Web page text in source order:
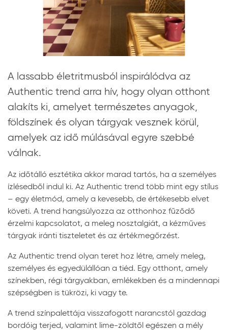
A lassabb életritmusból inspirálódva az
Authentic trend arra hív, hogy olyan otthont
alakíts ki, amelyet természetes anyagok,
földszínek és olyan tárgyak vesznek körül,
amelyek az idő múlásával egyre szebbé
válnak.
Az időtálló esztétika akkor marad tartós, ha a személyes
ízlésedből indul ki. Az Authentic trend több mint egy stílus
– egy életmód, amely a kevesebb, de értékesebb elvet
követi. A trend hangsúlyozza az otthonhoz fűződő
érzelmi kapcsolatot, a meleg nosztalgiát, a kézműves
tárgyak iránti tiszteletet és az értékmegőrzést.
Az Authentic trend olyan teret hoz létre, amely meleg,
személyes és egyedülállóan a tiéd. Egy otthont, amely
színekben, régi tárgyakban, emlékekben és a mindennapi
szépségben is tükrözi, ki vagy te.
A trend színpalettája visszafogott narancstól gazdag
bordóig terjed, valamint lime-zöldtől egészen a mély